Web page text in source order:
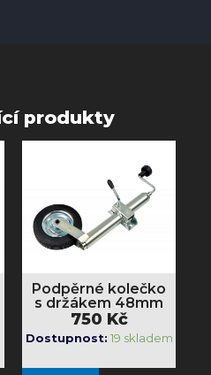
produkty
Podpěrné kolečko
s držákem 48mm
750 Kč
Dostupnost: 19 skladem